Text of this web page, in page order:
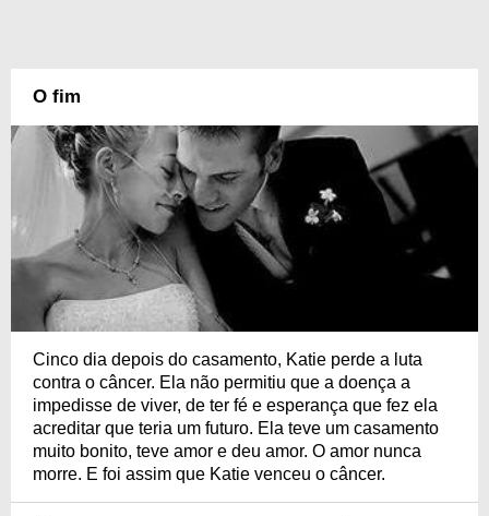
O fim
Cinco dia depois do casamento, Katie perde a luta
contra o câncer. Ela não permitiu que a doença a
impedisse de viver, de ter fé e esperança que fez ela
acreditar que teria um futuro. Ela teve um casamento
muito bonito, teve amor e deu amor. O amor nunca
morre. E foi assim que Katie venceu o câncer.